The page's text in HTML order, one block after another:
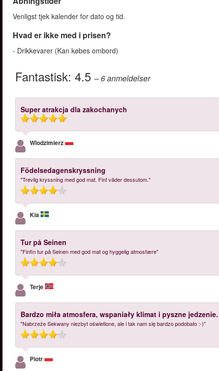
Venligst tjek kalender for dato og tid.
Hvad er ikke med i prisen?
- Drikkevarer (Kan købes ombord)
Fantastisk: 4.5 – 6anmeldelser
Super atrakcja dla zakochanych
Wlodzimierz
Födelsedagenskryssning
"Trevlig kryssning med god mat. Fint väder dessutom."
Kia
Tur på Seinen
"Finfin tur på Seinen med god mat og hyggelig atmosfære"
Terje
Bardzo miła atmosfera, wspaniały klimat i pyszne jedzenie.
"Nabrzeże Sekwany niezbyt oświetlone, ale i tak nam się bardzo podobało :-)"
Piotr